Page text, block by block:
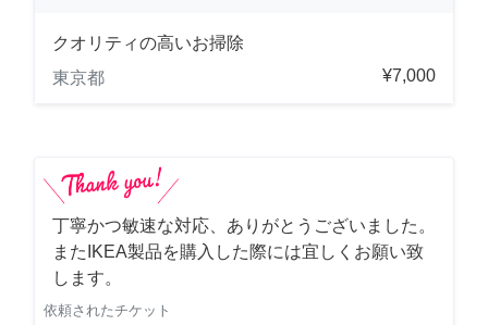
クオリティの高いお掃除
東京都
¥7,000
丁寧かつ敏速な対応、ありがとうございました。
またIKEA製品を購入した際には宜しくお願い致
します。
依頼されたチケット